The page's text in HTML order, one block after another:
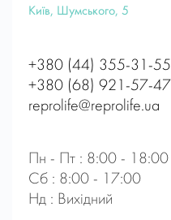
Київ, Шумського, 5
+380 (44) 355-31-55
+380 (68) 921-57-47
reprolife@reprolife.ua
Пн - Пт : 8:00 - 18:00
Сб : 8:00 - 17:00
Нд : Вихідний